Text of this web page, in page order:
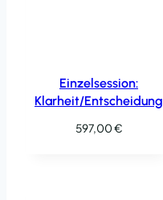
Einzelsession:
Klarheit/Entscheidung
597,00€